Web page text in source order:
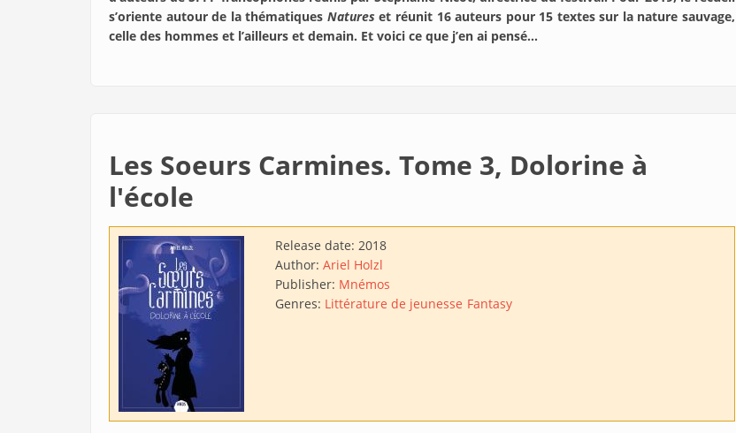
s’oriente autour de la thématiques Natures et réunit 16 auteurs pour 15 textes sur la nature sauvage,
celle des hommes et l’ailleurs et demain. Et voici ce que j’en ai pensé…
Les Soeurs Carmines. Tome 3, Dolorine à
l'école
Release date: 2018
Author: Ariel Holzl
Publisher: Mnémos
Genres: Littérature de jeunesse Fantasy